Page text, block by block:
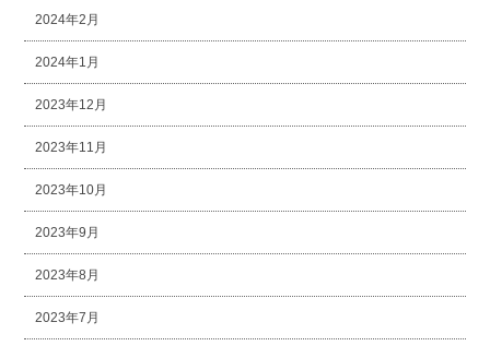
2024年2月
2024年1月
2023年12月
2023年11月
2023年10月
2023年9月
2023年8月
2023年7月